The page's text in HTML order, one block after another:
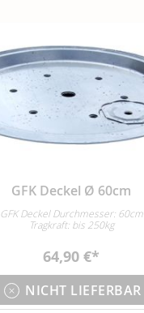
GFK Deckel Ø 60cm
GFK Deckel Durchmesser: 60cm
Tragkraft: bis 250kg
64,90 €
NICHT LIEFERBAR